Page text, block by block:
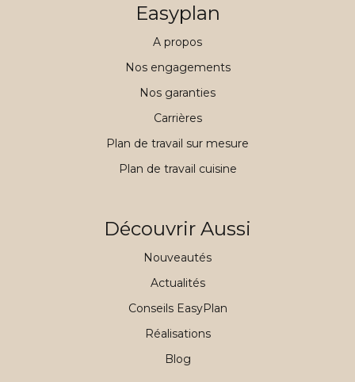
Easyplan
A propos
Nos engagements
Nos garanties
Carrières
Plan de travail sur mesure
Plan de travail cuisine
Découvrir Aussi
Nouveautés
Actualités
Conseils EasyPlan
Réalisations
Blog